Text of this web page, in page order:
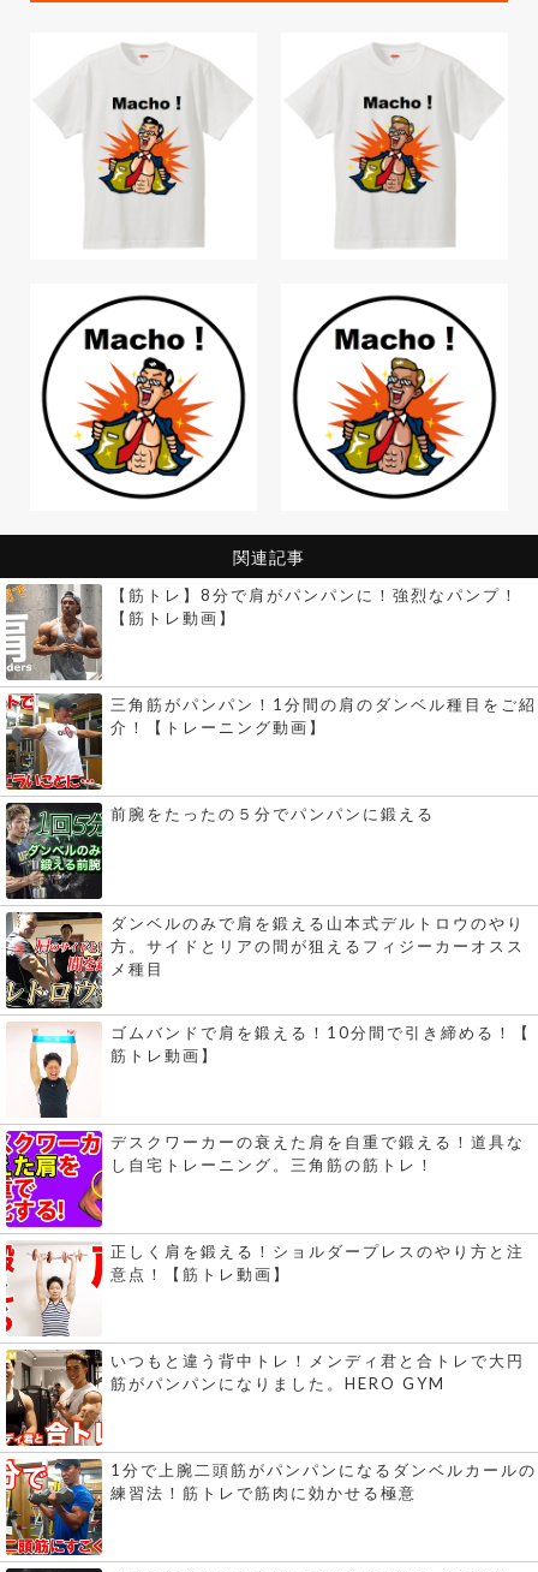
関連記事
【筋トレ】8分で肩がパンパンに！強烈なパンプ！
【筋トレ動画】
三角筋がパンパン！1分間の肩のダンベル種目をご紹
介！【トレーニング動画】
前腕をたったの５分でパンパンに鍛える
ダンベルのみで肩を鍛える山本式デルトロウのやり
方。サイドとリアの間が狙えるフィジーカーオスス
メ種目
ゴムバンドで肩を鍛える！10分間で引き締める！【
筋トレ動画】
デスクワーカーの衰えた肩を自重で鍛える！道具な
し自宅トレーニング。三角筋の筋トレ！
正しく肩を鍛える！ショルダープレスのやり方と注
意点！【筋トレ動画】
いつもと違う背中トレ！メンディ君と合トレで大円
筋がパンパンになりました。HERO GYM
1分で上腕二頭筋がパンパンになるダンベルカールの
練習法！筋トレで筋肉に効かせる極意